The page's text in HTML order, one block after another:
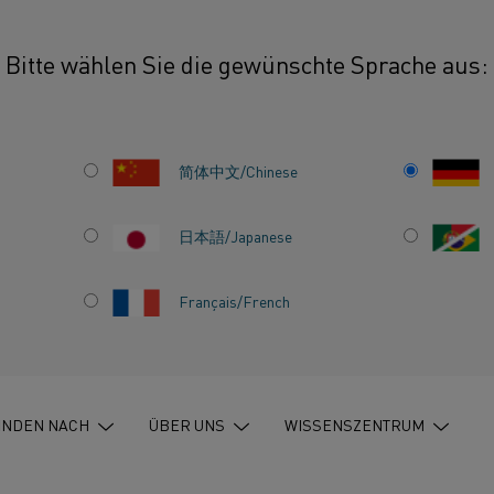
Bitte wählen Sie die gewünschte Sprache aus:
简体中文/Chinese
日本語/Japanese
Français/French
NACH ÜBER UNS WISSENSZENTRUM
Widerstandsmaterial Nachhaltigkeit